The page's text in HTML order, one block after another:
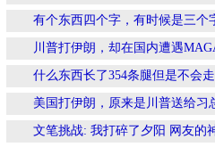
有个东西四个字，有时候是三个
川普打伊朗，却在国内遭遇
什么东西长了354条腿但是不会走
美国打伊朗，原来是川普送给习
文笔挑战: 我打碎了夕阳 网友的